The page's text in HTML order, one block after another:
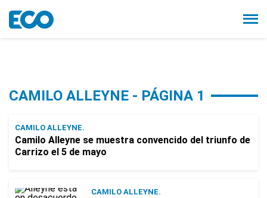
CAMILO ALLEYNE - PÁGINA 1
CAMILO ALLEYNE.
Camilo Alleyne se muestra convencido del triunfo de
Carrizo el 5 de mayo
CAMILO ALLEYNE.